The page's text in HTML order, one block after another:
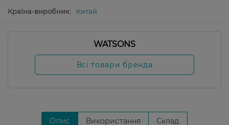
Країна-виробник:
Китай
WATSONS
Всі товари бренда
Опис Використання Склад